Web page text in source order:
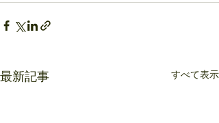
最新記事 すべて表示